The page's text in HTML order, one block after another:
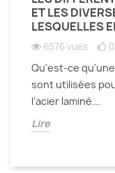
ET LES
LESQUELLES
6576 vues 0
Qu'est-ce
sont utilisées
l'acier laminé...
Lire